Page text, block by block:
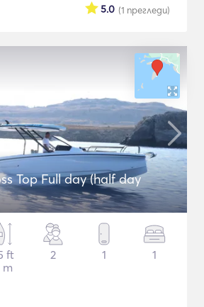
(1 прегледи)
5.0
Top Full day (half day
ft
m
2 1 1